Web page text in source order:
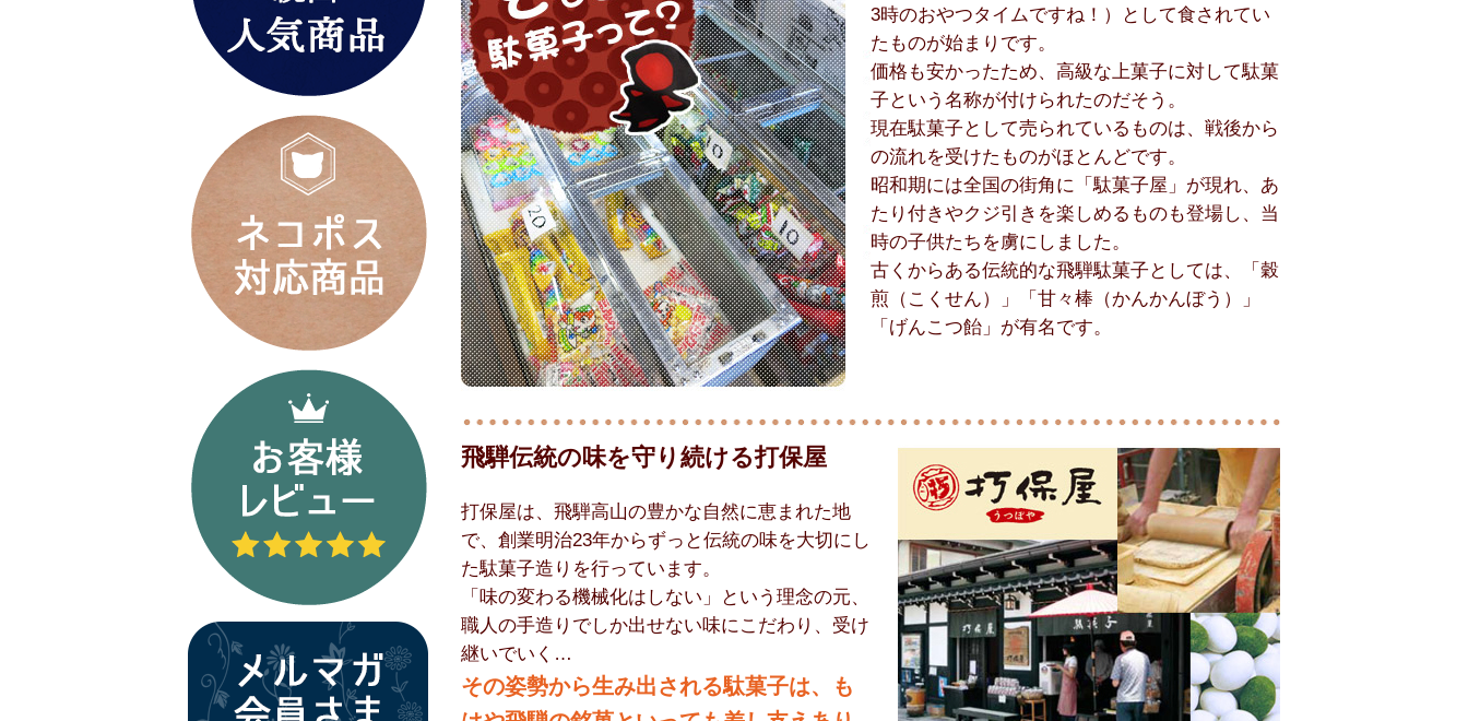
3時のおやつタイムですね！）として食されてい
たものが始まりです。
価格も安かったため、高級な上菓子に対して駄菓
子という名称が付けられたのだそう。
現在駄菓子として売られているものは、戦後から
の流れを受けたものがほとんどです。
昭和期には全国の街角に「駄菓子屋」が現れ、あ
たり付きやクジ引きを楽しめるものも登場し、当
時の子供たちを虜にしました。
古くからある伝統的な飛騨駄菓子としては、「穀
煎（こくせん）」「甘々棒（かんかんぼう）」
「げんこつ飴」が有名です。
飛騨伝統の味を守り続ける打保屋
打保屋は、飛騨高山の豊かな自然に恵まれた地
で、創業明治23年からずっと伝統の味を大切にし
た駄菓子造りを行っています。
「味の変わる機械化はしない」という理念の元、
職人の手造りでしか出せない味にこだわり、受け
継いでいく…
その姿勢から生み出される駄菓子は、も